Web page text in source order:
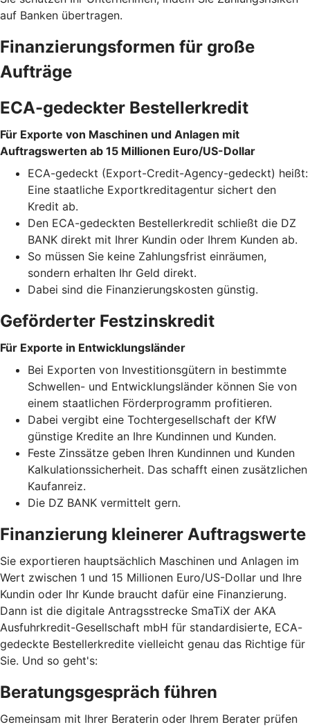
auf Banken übertragen.
Finanzierungsformen für große
Aufträge
ECA-gedeckter Bestellerkredit
Für Exporte von Maschinen und Anlagen mit
Auftragswerten ab 15 Millionen Euro/US-Dollar
ECA-gedeckt (Export-Credit-Agency-gedeckt) heißt:
Eine staatliche Exportkreditagentur sichert den
Kredit ab.
Den ECA-gedeckten Bestellerkredit schließt die DZ
BANK direkt mit Ihrer Kundin oder Ihrem Kunden ab.
So müssen Sie keine Zahlungsfrist einräumen,
sondern erhalten Ihr Geld direkt.
Dabei sind die Finanzierungskosten günstig.
Geförderter Festzinskredit
Für Exporte in Entwicklungsländer
Bei Exporten von Investitionsgütern in bestimmte
Schwellen- und Entwicklungsländer können Sie von
einem staatlichen Förderprogramm profitieren.
Dabei vergibt eine Tochtergesellschaft der KfW
günstige Kredite an Ihre Kundinnen und Kunden.
Feste Zinssätze geben Ihren Kundinnen und Kunden
Kalkulationssicherheit. Das schafft einen zusätzlichen
Kaufanreiz.
Die DZ BANK vermittelt gern.
Finanzierung kleinerer Auftragswerte
Sie exportieren hauptsächlich Maschinen und Anlagen im
Wert zwischen 1 und 15 Millionen Euro/US-Dollar und Ihre
Kundin oder Ihr Kunde braucht dafür eine Finanzierung.
Dann ist die digitale Antragsstrecke SmaTiX der AKA
Ausfuhrkredit-Gesellschaft mbH für standardisierte, ECA-
gedeckte Bestellerkredite vielleicht genau das Richtige für
Sie. Und so geht's:
Beratungsgespräch führen
Gemeinsam mit Ihrer Beraterin oder Ihrem Berater prüfen